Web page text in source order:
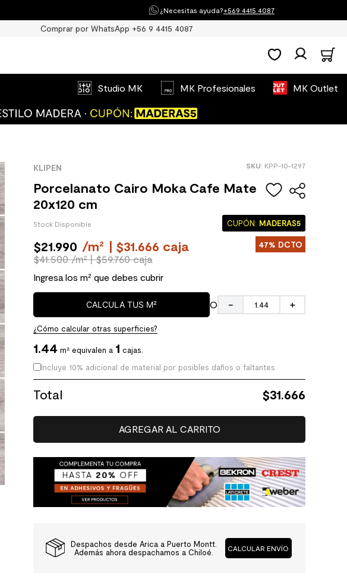
¿Necesitas ayuda?+569 4415 4087
Comprar por WhatsApp +56 9 4415 4087
Studio MK MK Profesionales MK Outlet
KLIPEN : KPP-10-1297
Porcelanato Cairo Moka Cafe Mate
20x120 cm
Stock Disponible CUPÓN: MADERAS5
$21.990 /m² | $31.666 caja 47% DCTO
$41.500 /m²| $59.760 caja
Ingresa los m² que debes cubrir
CALCULA TUS M² O ＋
－
¿Cómo calcular otras superficies?
1.44 m² equivalen a 1 cajas.
Incluye 10% adicional de material por posibles daños o faltantes.
Total $31.666
AGREGAR AL CARRITO
Despachos desde Arica a Puerto Montt.
Además ahora despachamos a Chiloé.
CALCULAR ENVÍO